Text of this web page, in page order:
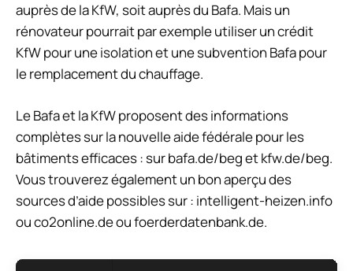
auprès de la KfW, soit auprès du Bafa. Mais un
rénovateur pourrait par exemple utiliser un crédit
KfW pour une isolation et une subvention Bafa pour
le remplacement du chauffage.
Le Bafa et la KfW proposent des informations
complètes sur la nouvelle aide fédérale pour les
bâtiments efficaces : sur bafa.de/beg et kfw.de/beg.
Vous trouverez également un bon aperçu des
sources d’aide possibles sur : intelligent-heizen.info
ou co2online.de ou foerderdatenbank.de.